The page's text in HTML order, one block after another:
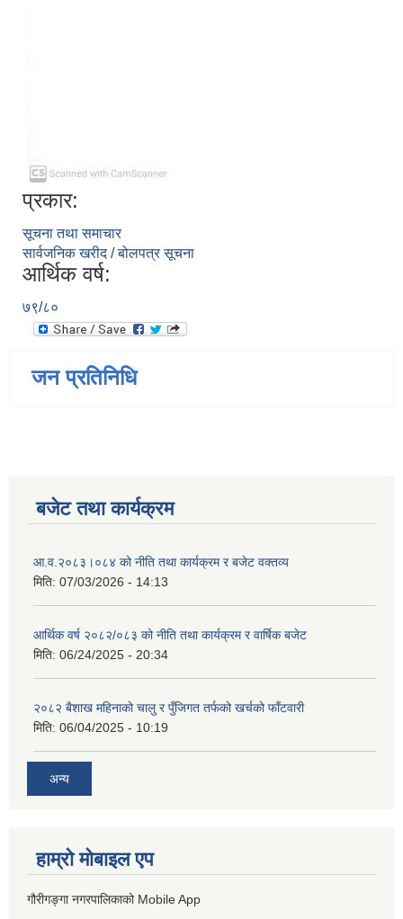
प्रकार:
सूचना तथा समाचार
सार्वजनिक खरीद / बोलपत्र सूचना
आर्थिक वर्ष:
७९/८०
जन प्रतिनिधि
बजेट तथा कार्यक्रम
आ.व.२०८३।०८४ को नीति तथा कार्यक्रम र बजेट वक्तव्य
मिति: 07/03/2026 - 14:13
आर्थिक वर्ष २०८२/०८३ को नीति तथा कार्यक्रम र वार्षिक बजेट
मिति: 06/24/2025 - 20:34
२०८२ बैशाख महिनाको चालु र पुँजिगत तर्फको खर्चको फाँटवारी
मिति: 06/04/2025 - 10:19
अन्य
हाम्रो माेबाइल एप
गौरीगङ्गा नगरपालिकाको Mobile App